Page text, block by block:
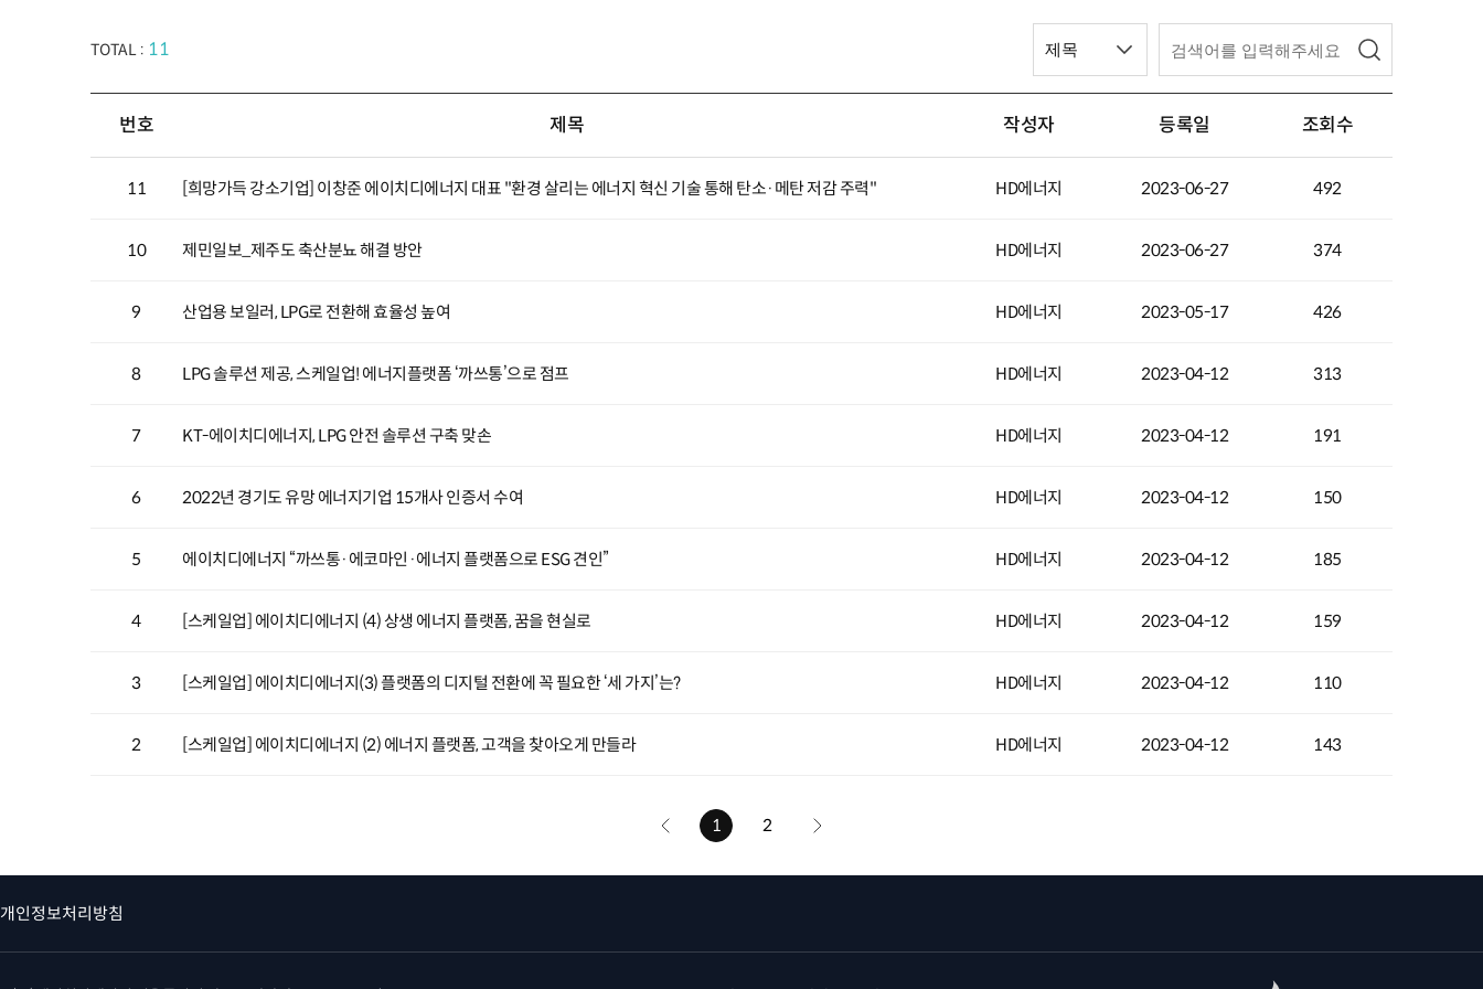
TOTAL : 11
번호 제목 작성자 등록일 조회수
11 [희망가득 강소기업] 이창준 에이치디에너지 대표 "환경 살리는 에너지 혁신 기술 통해 탄소·메탄 저감 주력" HD에너지 2023-06-27 492
10 제민일보_제주도 축산분뇨 해결 방안 HD에너지 2023-06-27 374
9 산업용 보일러, LPG로 전환해 효율성 높여 HD에너지 2023-05-17 426
8 LPG 솔루션 제공, 스케일업! 에너지플랫폼 ‘까쓰통’으로 점프 HD에너지 2023-04-12 313
7 KT-에이치디에너지, LPG 안전 솔루션 구축 맞손 HD에너지 2023-04-12 191
6 2022년 경기도 유망 에너지기업 15개사 인증서 수여 HD에너지 2023-04-12 150
5 에이치디에너지 “까쓰통·에코마인·에너지 플랫폼으로 ESG 견인” HD에너지 2023-04-12 185
4 [스케일업] 에이치디에너지 (4) 상생 에너지 플랫폼, 꿈을 현실로 HD에너지 2023-04-12 159
3 [스케일업] 에이치디에너지(3) 플랫폼의 디지털 전환에 꼭 필요한 ‘세 가지’는? HD에너지 2023-04-12 110
2 [스케일업] 에이치디에너지 (2) 에너지 플랫폼, 고객을 찾아오게 만들라 HD에너지 2023-04-12 143
1 2
개인정보처리방침